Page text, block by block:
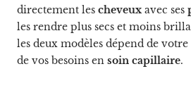
directement les cheveux avec ses
les rendre plus secs et moins
les deux modèles dépend de
de vos besoins en soin capillaire.